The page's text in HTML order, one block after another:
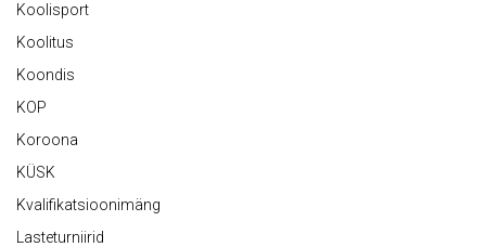
Koolisport
Koolitus
Koondis
KOP
Koroona
KÜSK
Kvalifikatsioonimäng
Lasteturniirid